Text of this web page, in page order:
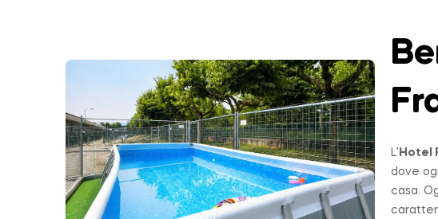
L’ Hotel
dove
casa.